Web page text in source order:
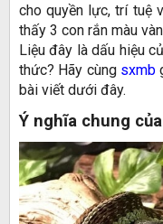
cho quyền lực, trí tuệ
thấy 3 con rắn màu
Liệu đây là dấu hiệu
thức? Hãy cùng sxmb
bài viết dưới đây.
Ý nghĩa chung